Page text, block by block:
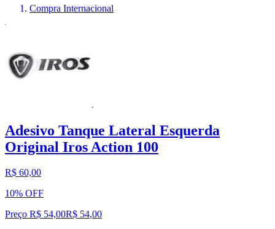
Compra Internacional
Adesivo Tanque Lateral Esquerda
Original Iros Action 100
R$ 60,00
10% OFF
Preço R$ 54,00R$ 54,00